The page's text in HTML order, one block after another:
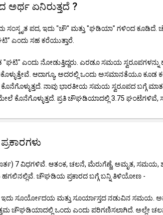
ಏನಿರುತ್ತದೆ ?
ಪದ, ಇದು "ಚೌ" ಮತ್ತು "ಘಡಿಯಾ" ಗಳಿಂದ ಕೂಡಿದೆ.
ಎಂದು ಸಹ ಕರೆಯುತ್ತಾರೆ.
"ಘಟಿ" ಎಂದು ನೋಡುತ್ತಿದ್ದರು. ಎರಡೂ ಸಮಯ
ಆದಾಗ್ಯೂ, ಅದರಲ್ಲಿ ಒಂದು ಅಸಮಾನತೆಯೂ ಕೂಡ
ಕೊನೆಗೊಳ್ಳುತ್ತದೆ. ನಾವು ಭಾರತೀಯ ಸಮಯ ಸ್ವರೂಪದ
ಕೊನೆಗೊಳ್ಳುತ್ತದೆ. ಪ್ರತಿ ಚೌಘಡಿಯಾದಲ್ಲಿ 3.75 ಘಂಟೆಗಳಿವೆ,
7 ವಿಧಗಳಿವೆ. ಆತಂಕ, ಚಲನೆ, ಮೆರುಗೆಣ್ಣೆ, ಅಮೃತ, ಸಮಯ,
ಚೌಘಡಿಯ ಪ್ರಕಾರದ ಬಗ್ಗೆ ಬನ್ನಿ ತಿಳಿಯೋಣ -
ಸೂರ್ಯೋದಯ ಮತ್ತು ಸೂರ್ಯಾಸ್ತದ ನಡುವಿನ ಸಮಯ.
ಚೌಘಡಿಯಾದಲ್ಲಿ ಒಂದು ಎಂದು ಪರಿಗಣಿಸಲಾಗಿದೆ. ಅಲ್ಲೇ